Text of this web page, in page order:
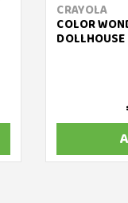
CRAYOLA
COLOR
DOLLHOUSE